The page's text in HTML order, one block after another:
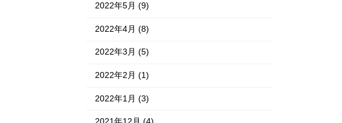
2022年5月 (9)
2022年4月 (8)
2022年3月 (5)
2022年2月 (1)
2022年1月 (3)